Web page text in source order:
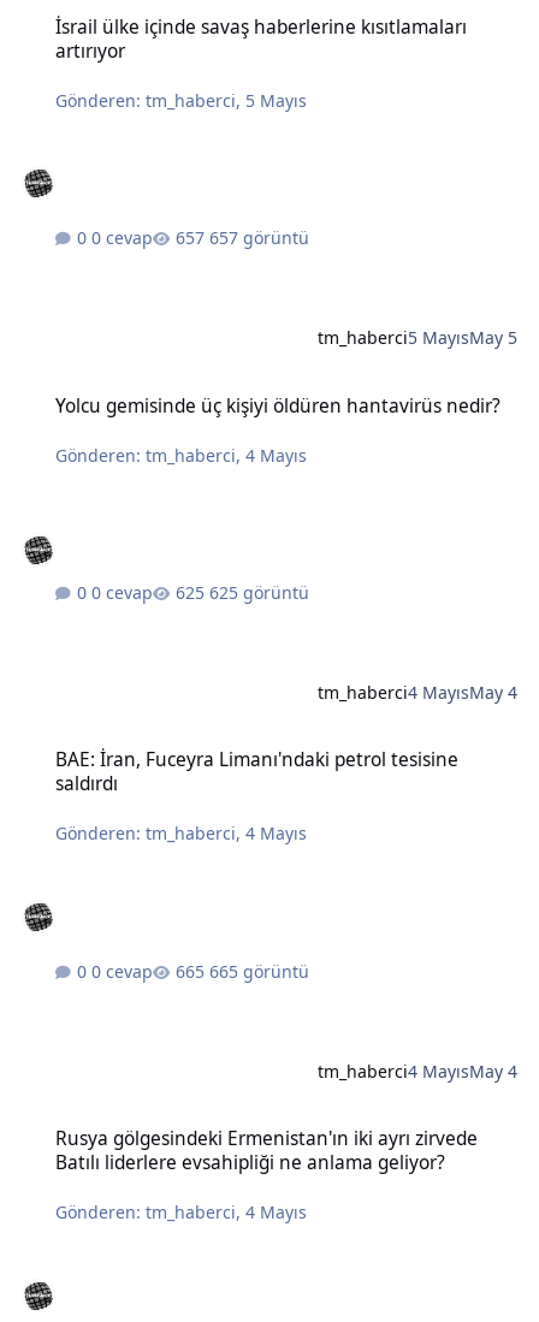
İsrail ülke içinde savaş haberlerine kısıtlamaları
artırıyor
Gönderen:tm_haberci, 5 Mayıs
0 cevap 657 görüntü
tm_haberci5 MayısMay 5
Yolcu gemisinde üç kişiyi öldüren hantavirüs nedir?
Gönderen:tm_haberci,4 Mayıs
0 cevap 625 görüntü
tm_haberci4 MayısMay 4
BAE: İran, Fuceyra Limanı'ndaki petrol tesisine
saldırdı
Gönderen:tm_haberci,4 Mayıs
0 cevap 665 görüntü
tm_haberci4 MayısMay 4
Rusya gölgesindeki Ermenistan'ın iki ayrı zirvede
Batılı liderlere evsahipliği ne anlama geliyor?
Gönderen:tm_haberci,4 Mayıs